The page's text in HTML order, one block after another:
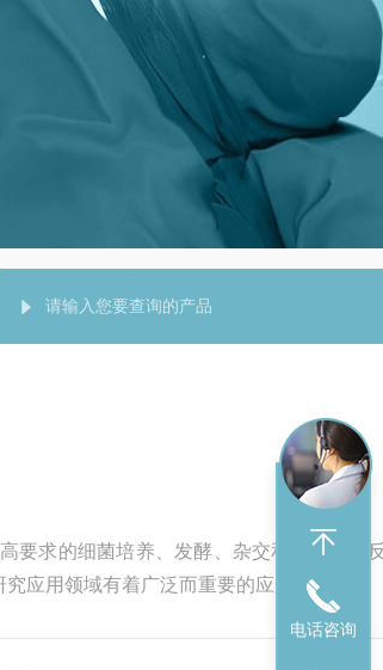
要求的细菌培养、发酵、杂交和生物化学
应用领域有着广泛而重要的应用。
电话咨询